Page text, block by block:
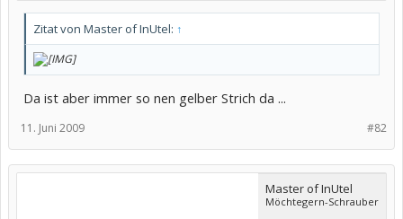
Zitat von Master of InUtel: ↑
Da ist aber immer so nen gelber Strich da ...
#82
11. Juni 2009
Master of InUtel
Möchtegern-Schrauber